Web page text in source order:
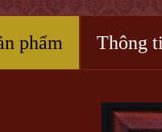
phẩm Thông